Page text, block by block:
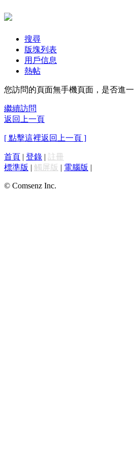
搜尋
版塊列表
用戶信息
熱帖
您訪問的頁面無手機頁面，是否進
繼續訪問
返回上一頁
[ 點擊這裡返回上一頁 ]
首頁 | 登錄 | 註冊
標準版 | 觸屏版 | 電腦版 |
© Comsenz Inc.